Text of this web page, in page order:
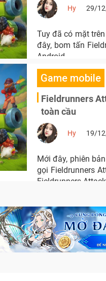
Hy 29/
Tuy đã có mặt
đây, bom tấn
Android.
Game mobile
Fieldrunners
toàn cầu
Hy 19/
Mới đây, phiên
gọi Fieldrunners
Fieldrunners